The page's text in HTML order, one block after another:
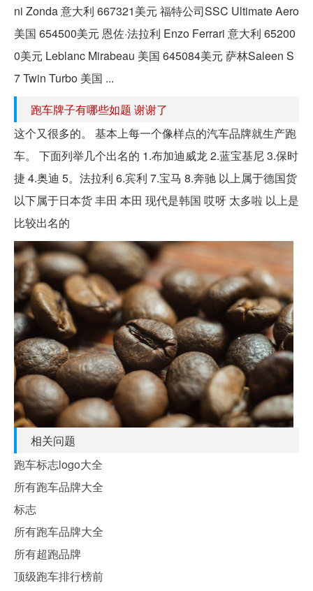
ni Zonda 意大利 667321美元 福特公司SSC Ultimate Aero
美国 654500美元 恩佐·法拉利 Enzo Ferrari 意大利 65200
0美元 Leblanc Mirabeau 美国 645084美元 萨林Saleen S
7 Twin Turbo 美国 ...
跑车牌子有哪些如题 谢谢了
这个又很多的。 基本上每一个像样点的汽车品牌就生产跑
车。 下面列举几个出名的 1.布加迪威龙 2.蓝宝基尼 3.保时
捷 4.奥迪 5。法拉利 6.宾利 7.宝马 8.奔驰 以上属于德国货
以下属于日本货 丰田 本田 现代是韩国 哎呀 太多啦 以上是
比较出名的
相关问题
跑车标志logo大全
所有跑车品牌大全
标志
所有跑车品牌大全
所有超跑品牌
顶级跑车排行榜前